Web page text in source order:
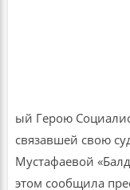
ый Герою
связавшей свою
Мустафаевой
этом сообщила